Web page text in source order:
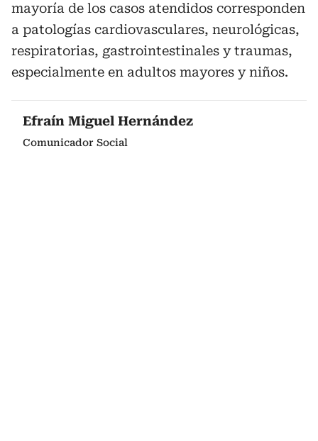
mayoría de los casos atendidos corresponden
a patologías cardiovasculares, neurológicas,
respiratorias, gastrointestinales y traumas,
especialmente en adultos mayores y niños.
Efraín Miguel Hernández
Comunicador Social